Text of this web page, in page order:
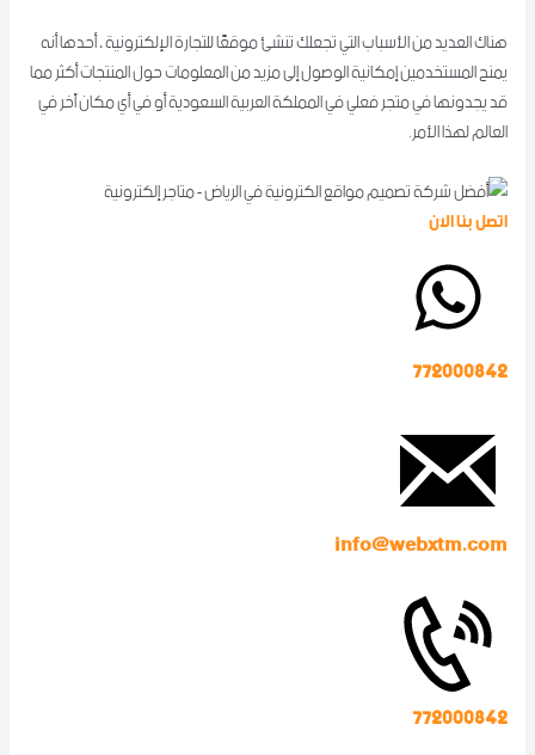
هناك العديد من الأسباب التي تجعلك تنشئ موقعًا للتجارة الإلكترونية ، أحدها أنه
يمنح المستخدمين إمكانية الوصول إلى مزيد من المعلومات حول المنتجات أكثر مما
قد يجدونها في متجر فعلي في المملكة العربية السعودية أو في أي مكان آخر في
العالم لهذا الأمر.
اتصل بنا الان
772000842
info@webxtm.com
772000842